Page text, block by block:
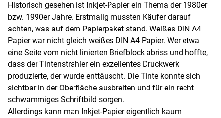
Historisch gesehen ist Inkjet-Papier ein Thema der 1980er
bzw. 1990er Jahre. Erstmalig mussten Käufer darauf
achten, was auf dem Papierpaket stand. Weißes DIN A4
Papier war nicht gleich weißes DIN A4 Papier. Wer etwa
eine Seite vom nicht linierten Briefblock abriss und hoffte,
dass der Tintenstrahler ein exzellentes Druckwerk
produzierte, der wurde enttäuscht. Die Tinte konnte sich
sichtbar in der Oberfläche ausbreiten und für ein recht
schwammiges Schriftbild sorgen.
Allerdings kann man Inkjet-Papier eigentlich kaum